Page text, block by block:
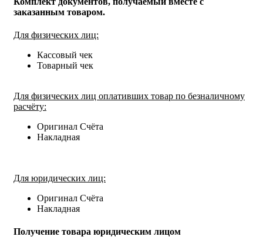
заказанным товаром.
Для физических лиц:
Кассовый чек
Товарный чек
Для физических лиц оплативших товар по безналичному
расчёту:
Оригинал Счёта
Накладная
Для юридических лиц:
Оригинал Счёта
Накладная
Получение товара юридическим лицом